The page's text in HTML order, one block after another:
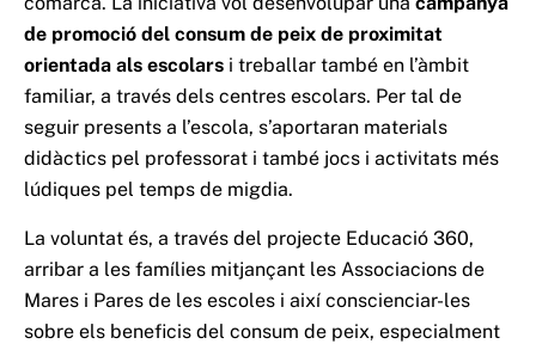
de promoció del consum de peix de proximitat
orientada als escolars i treballar també en l’àmbit
familiar, a través dels centres escolars. Per tal de
seguir presents a l’escola, s’aportaran materials
didàctics pel professorat i també jocs i activitats més
lúdiques pel temps de migdia.
La voluntat és, a través del projecte Educació 360,
arribar a les famílies mitjançant les Associacions de
Mares i Pares de les escoles i així conscienciar-les
sobre els beneficis del consum de peix, especialment